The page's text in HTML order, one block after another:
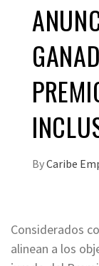
ByCaribe
Considerados
alinean a los